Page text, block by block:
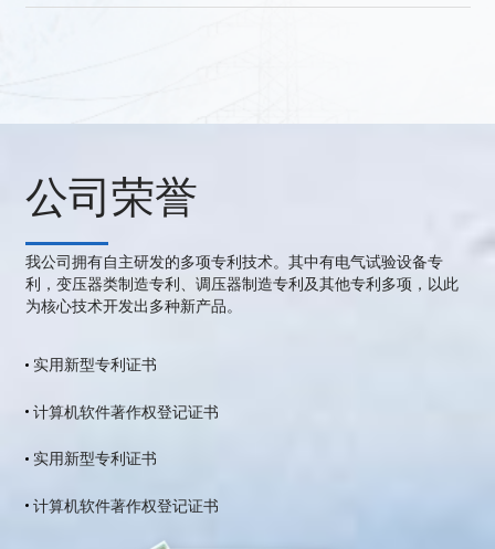
公司荣誉
我公司拥有自主研发的多项专利技术。其中有电气试验设备专
利，变压器类制造专利、调压器制造专利及其他专利多项，以此
为核心技术开发出多种新产品。
实用新型专利证书
计算机软件著作权登记证书
实用新型专利证书
计算机软件著作权登记证书